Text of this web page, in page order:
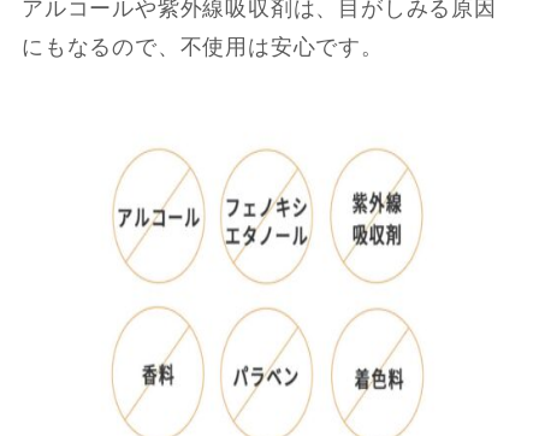
アルコールや紫外線吸収剤は、目がしみる原因
にもなるので、不使用は安心です。